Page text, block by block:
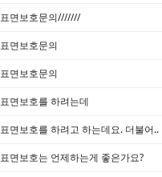
표면보호문의///////
표면보호문의
표면보호문의
표면보호를 하려는데
표면보호를 하려고 하는데요. 더불어..
표면보호는 언제하는게 좋은가요?